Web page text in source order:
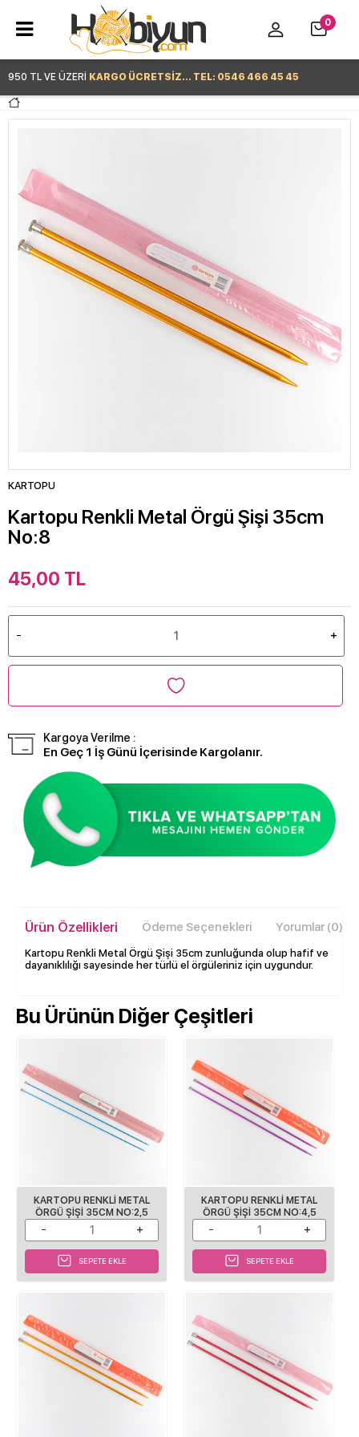
950 TL VE ÜZERİ KARGO ÜCRETSİZ... TEL: 0546 466 45 45
0
KARTOPU
Kartopu Renkli Metal Örgü Şişi 35cm
No:8
45,00 TL
Kargoya Verilme :
En Geç 1 İş Günü İçerisinde Kargolanır.
Ürün Özellikleri Ödeme Seçenekleri Yorumlar (0)
Kartopu Renkli Metal Örgü Şişi 35cm zunluğunda olup hafif ve
dayanıklılığı sayesinde her türlü el örgüleriniz için uygundur.
Bu Ürünün Diğer Çeşitleri
KARTOPU RENKLI METAL
ÖRGÜ ŞIŞI 35CM NO:2,5
SEPETE EKLE
KARTOPU RENKLI METAL
ÖRGÜ ŞIŞI 35CM NO:4,5
SEPETE EKLE